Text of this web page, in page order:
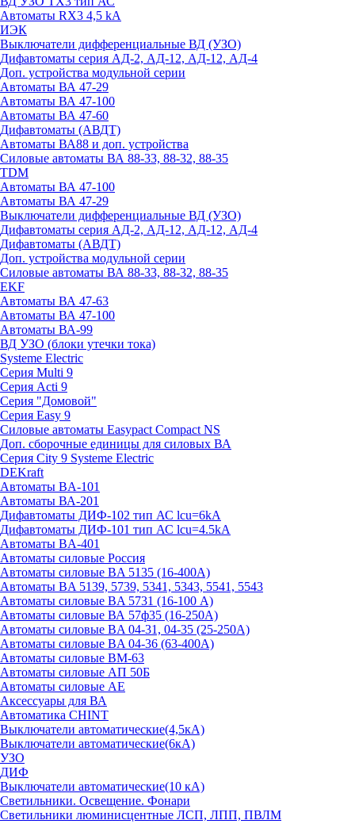
Автоматы RX3 4,5 kA
ИЭК
Выключатели дифференциальные ВД (УЗО)
Дифавтоматы серия АД-2, АД-12, АД-12, АД-4
Доп. устройства модульной серии
Автоматы ВА 47-29
Автоматы ВА 47-100
Автоматы ВА 47-60
Дифавтоматы (АВДТ)
Автоматы ВА88 и доп. устройства
Силовые автоматы ВА 88-33, 88-32, 88-35
TDM
Автоматы ВА 47-100
Автоматы ВА 47-29
Выключатели дифференциальные ВД (УЗО)
Дифавтоматы серия АД-2, АД-12, АД-12, АД-4
Дифавтоматы (АВДТ)
Доп. устройства модульной серии
Силовые автоматы ВА 88-33, 88-32, 88-35
EKF
Автоматы ВА 47-63
Автоматы ВА 47-100
Автоматы ВА-99
ВД УЗО (блоки утечки тока)
Systeme Electric
Серия Multi 9
Серия Acti 9
Серия "Домовой"
Серия Easy 9
Силовые автоматы Easypact Compact NS
Доп. сборочные единицы для силовых ВА
Серия City 9 Systeme Electric
DEKraft
Автоматы BA-101
Автоматы ВА-201
Дифавтоматы ДИФ-102 тип АС lcu=6kA
Дифавтоматы ДИФ-101 тип АС lcu=4.5kA
Автоматы BA-401
Автоматы силовые Россия
Автоматы силовые BA 5135 (16-400А)
Автоматы BA 5139, 5739, 5341, 5343, 5541, 5543
Автоматы силовые BA 5731 (16-100 А)
Автоматы силовые ВА 57ф35 (16-250А)
Автоматы силовые BA 04-31, 04-35 (25-250А)
Автоматы силовые BA 04-36 (63-400А)
Автоматы силовые ВМ-63
Автоматы силовые АП 50Б
Автоматы силовые АЕ
Аксессуары для ВА
Автоматика CHINT
Выключатели автоматические(4,5кА)
Выключатели автоматические(6кА)
УЗО
ДИФ
Выключатели автоматические(10 кА)
Светильники. Освещение. Фонари
Светильники люминисцентные ЛСП, ЛПП, ПВЛМ